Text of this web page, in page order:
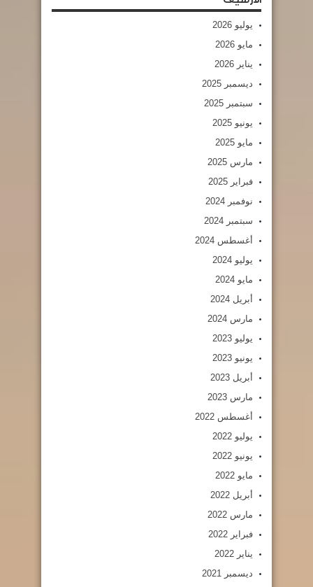
يوليو 2026
مايو 2026
يناير 2026
ديسمبر 2025
سبتمبر 2025
يونيو 2025
مايو 2025
مارس 2025
فبراير 2025
نوفمبر 2024
سبتمبر 2024
أغسطس 2024
يوليو 2024
مايو 2024
أبريل 2024
مارس 2024
يوليو 2023
يونيو 2023
أبريل 2023
مارس 2023
أغسطس 2022
يوليو 2022
يونيو 2022
مايو 2022
أبريل 2022
مارس 2022
فبراير 2022
يناير 2022
ديسمبر 2021